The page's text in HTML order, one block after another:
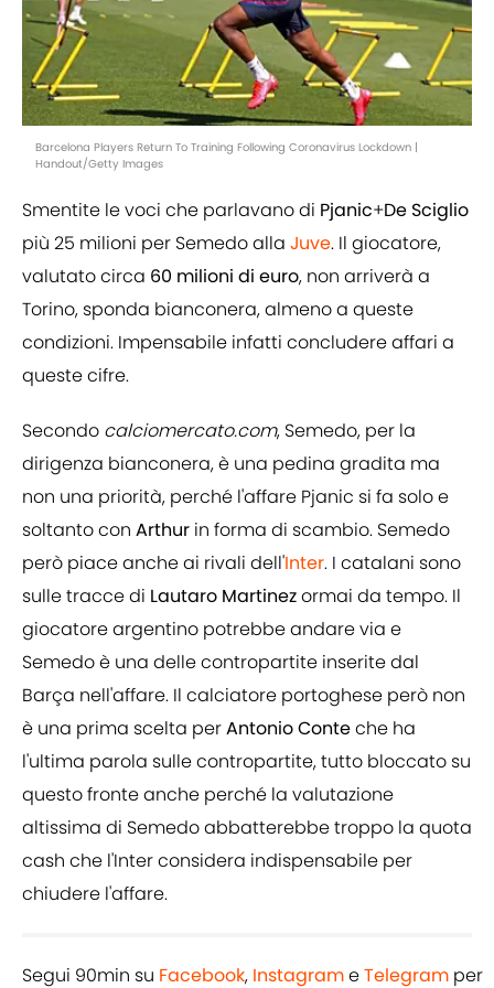
Barcelona Players Return To Training Following Coronavirus Lockdown |
Handout/Getty Images
Smentite le voci che parlavano di Pjanic+De Sciglio
più 25 milioni per Semedo alla Juve. Il giocatore,
valutato circa 60 milioni di euro, non arriverà a
Torino, sponda bianconera, almeno a queste
condizioni. Impensabile infatti concludere affari a
queste cifre.
Secondo calciomercato.com, Semedo, per la
dirigenza bianconera, è una pedina gradita ma
non una priorità, perché l'affare Pjanic si fa solo e
soltanto con Arthur in forma di scambio. Semedo
però piace anche ai rivali dell'Inter. I catalani sono
sulle tracce di Lautaro Martinezormai da tempo. Il
giocatore argentino potrebbe andare via e
Semedo è una delle contropartite inserite dal
Barça nell'affare. Il calciatore portoghese però non
è una prima scelta perAntonio Conteche ha
l'ultima parola sulle contropartite, tutto bloccato su
questo fronte anche perché la valutazione
altissima di Semedo abbatterebbe troppo la quota
cash che l'Inter considera indispensabile per
chiudere l'affare.
Segui 90min su Facebook, InstagrameTelegram per